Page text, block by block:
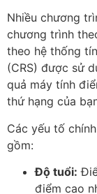
Nhiều chương
chương trình
theo hệ thống
(CRS) được sử
quả máy tính
thứ hạng của
Các yếu tố
gồm:
Độ tuổi:
điểm cao